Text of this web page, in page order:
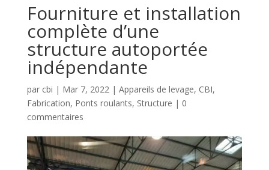
Fourniture et installation
complète d’une
structure autoportée
indépendante
par cbi | Mar 7, 2022| Appareils de levage, CBI,
Fabrication, Ponts roulants, Structure | 0
commentaires